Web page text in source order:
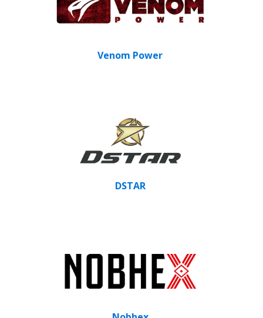
Venom Power
DSTAR